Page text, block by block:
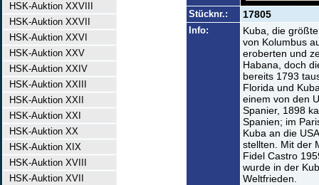
HSK-Auktion XXVIII
HSK-Auktion XXVII
HSK-Auktion XXVI
HSK-Auktion XXV
HSK-Auktion XXIV
HSK-Auktion XXIII
HSK-Auktion XXII
HSK-Auktion XXI
HSK-Auktion XX
HSK-Auktion XIX
HSK-Auktion XVIII
HSK-Auktion XVII
Stücknr.: 17805
Info:
Kuba, die
von Kolumbus
eroberten und
Habana, doch
bereits 1793
Florida und
einem von den
Spanier, 1898
Spanien; im
Kuba an die
stellten. Mit der
Fidel Castro
wurde in der
Weltfrieden.